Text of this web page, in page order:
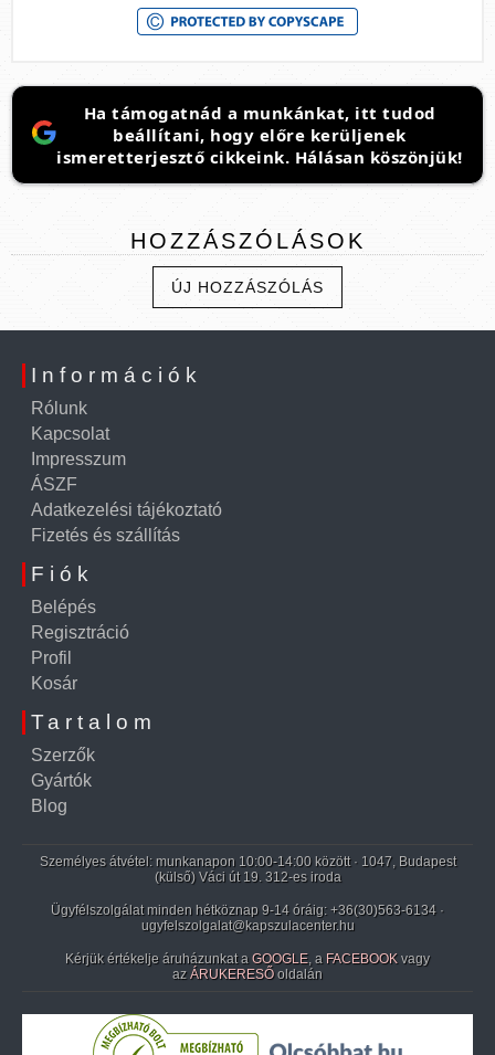
Ha támogatnád a munkánkat, itt tudod
beállítani, hogy előre kerüljenek
ismeretterjesztő cikkeink. Hálásan köszönjük!
HOZZÁSZÓLÁSOK
ÚJ HOZZÁSZÓLÁS
Információk
Rólunk
Kapcsolat
Impresszum
ÁSZF
Adatkezelési tájékoztató
Fizetés és szállítás
Fiók
Belépés
Regisztráció
Profil
Kosár
Tartalom
Szerzők
Gyártók
Blog
Személyes átvétel: munkanapon 10:00-14:00 között · 1047, Budapest
(külső) Váci út 19. 312-es iroda
Ügyfélszolgálat minden hétköznap 9-14 óráig: +36(30)563-6134 ·
ugyfelszolgalat@kapszulacenter.hu
Kérjük értékelje áruházunkat a GOOGLE, a FACEBOOK vagy
az ÁRUKERESŐ oldalán